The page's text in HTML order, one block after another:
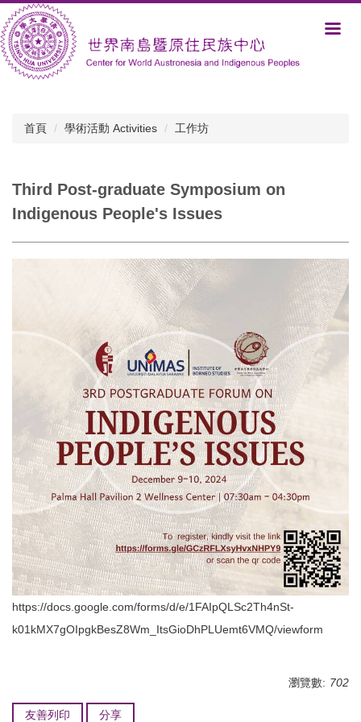
跳
到
主
要
首頁
學術活動 Activities 工作坊
Third Post-graduate Symposium on
Indigenous People's Issues
https://docs.google.com/forms/d/e/1FAIpQLSc2Th4nSt-
k01kMX7gOIpgkBesZ8Wm_ItsGioDhPLUemt6VMQ/viewform
瀏覽數: 702
友善列印 分享